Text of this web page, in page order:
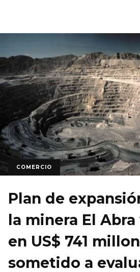
COMERCIO
Plan de
la minera El
en US$ 741
sometido a